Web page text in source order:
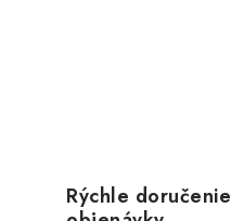
Rýchle doručenie